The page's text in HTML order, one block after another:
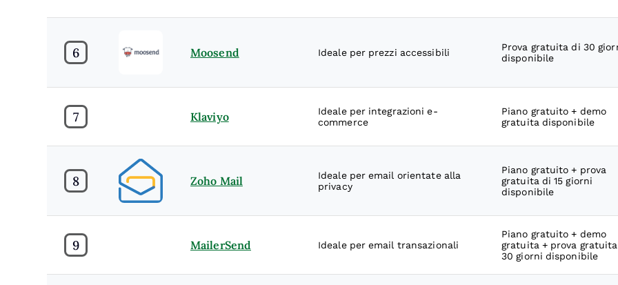
6 Moosend Ideale per prezzi accessibili
Prova gratuita di 30
disponibile
7 Klaviyo
Ideale per integrazioni e-
commerce
Piano gratuito + demo
gratuita disponibile
8 Zoho Mail
Ideale per email orientate alla
privacy
Piano gratuito + prova
gratuita di 15 giorni
disponibile
9 MailerSend Ideale per email transazionali
Piano gratuito + demo
gratuita + prova
30 giorni disponibile